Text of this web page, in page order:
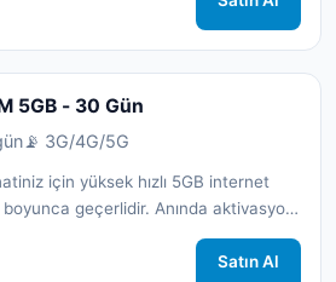
5GB - 30 Gün
📡 3G/4G/5G
için yüksek hızlı 5GB internet
geçerlidir. Anında aktivasyon
Satın Al